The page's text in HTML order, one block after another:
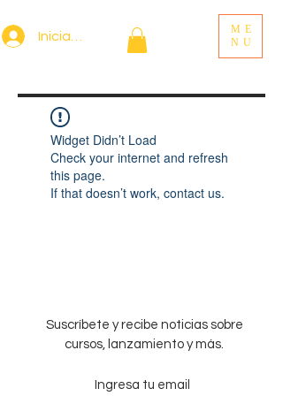
Iniciar sesión
ME
NU
Widget Didn’t Load
Check your internet and refresh
this page.
If that doesn’t work, contact us.
Suscríbete y recibe noticias sobre
cursos, lanzamiento y más.